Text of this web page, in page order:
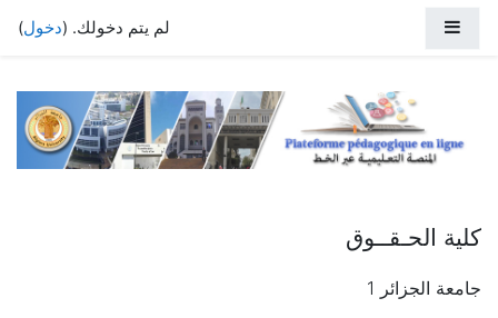
لم يتم دخولك. (دخول)
كلية الحـقــوق
جامعة الجزائر 1